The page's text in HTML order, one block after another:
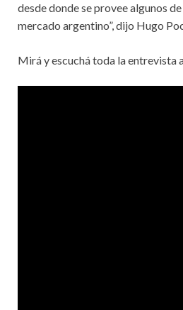
desde donde se provee algunos
mercado argentino”, dijo Hugo
Mirá y escuchá toda la entrevista